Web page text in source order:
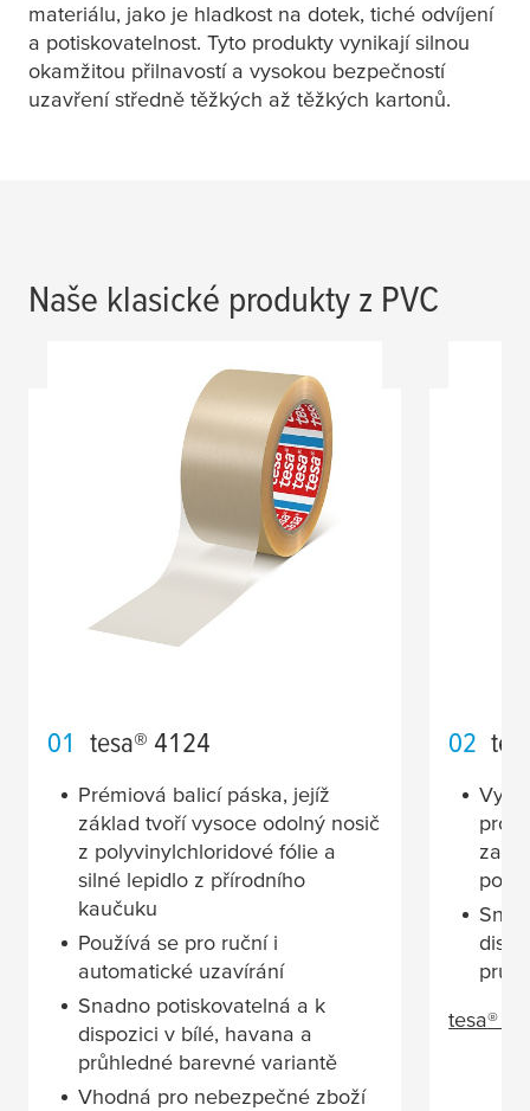
materiálu, jako je hladkost na dotek, tiché odvíjení
a potiskovatelnost. Tyto produkty vynikají silnou
okamžitou přilnavostí a vysokou bezpečností
uzavření středně těžkých až těžkých kartonů.
Naše klasické produkty z PVC
01 tesa® 4124
Prémiová balicí páska, jejíž
základ tvoří vysoce odolný nosič
z polyvinylchloridové fólie a
silné lepidlo z přírodního
kaučuku
Používá se pro ruční i
automatické uzavírání
Snadno potiskovatelná a k
dispozici v bílé, havana a
průhledné barevné variantě
Vhodná pro nebezpečné zboží
02
po
tesa®